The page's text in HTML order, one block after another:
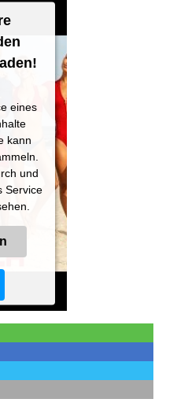
eines
kann
und
Service